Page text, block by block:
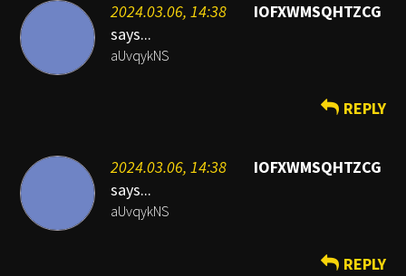
2024.03.06, 14:38
IOFXWMSQHTZCG
says...
aUvqykNS
REPLY
2024.03.06, 14:38
IOFXWMSQHTZCG
says...
aUvqykNS
REPLY